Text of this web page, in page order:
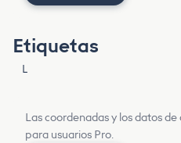
Etiquetas
L
Las coordenadas y los datos
para usuarios Pro.